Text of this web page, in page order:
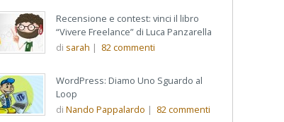
Recensione e contest: vinci il libro
“Vivere Freelance” di Luca Panzarella
di sarah | 82commenti
WordPress: Diamo Uno Sguardo al
Loop
di Nando Pappalardo | 82commenti